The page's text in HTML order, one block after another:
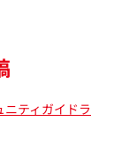
ニティガイドラ